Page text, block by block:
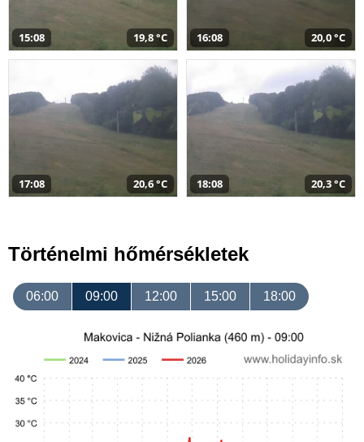
15:08 19,8 °C 16:08 20,0 °C
17:08 20,6 °C 18:08 20,3 °C
Történelmi hőmérsékletek
06:00 09:00 12:00 15:00 18:00